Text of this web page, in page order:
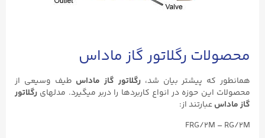
محصولات رگلاتور گاز ماداس
همانطور که پیشتر بیان شد، رگلاتور گاز ماداس طیف وسیعی از
محصولات این حوزه در انواع کاربردها را دربر میگیرد. مدلهای رگلاتور
گاز ماداسعبارتند از:
FRG/2M – RG/2M